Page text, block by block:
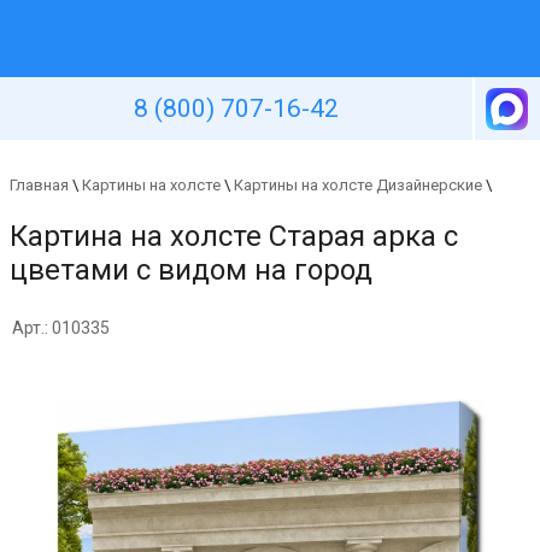
8 (800) 707-16-42
Главная \ Картины на холсте \ Картины на холсте Дизайнерские \
Картина на холсте Старая арка с
цветами с видом на город
Арт.: 010335